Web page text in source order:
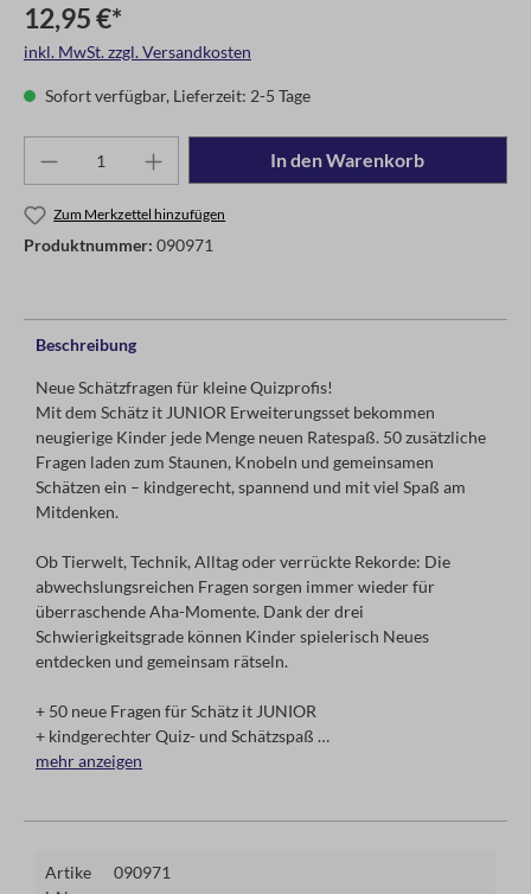
12,95 €*
inkl. MwSt. zzgl. Versandkosten
Sofort verfügbar, Lieferzeit: 2-5 Tage
In den Warenkorb
Zum Merkzettel hinzufügen
Produktnummer: 090971
Beschreibung
Neue Schätzfragen für kleine Quizprofis!
Mit dem Schätz it JUNIOR Erweiterungsset bekommen
neugierige Kinder jede Menge neuen Ratespaß. 50 zusätzliche
Fragen laden zum Staunen, Knobeln und gemeinsamen
Schätzen ein – kindgerecht, spannend und mit viel Spaß am
Mitdenken.
Ob Tierwelt, Technik, Alltag oder verrückte Rekorde: Die
abwechslungsreichen Fragen sorgen immer wieder für
überraschende Aha-Momente. Dank der drei
Schwierigkeitsgrade können Kinder spielerisch Neues
entdecken und gemeinsam rätseln.
+ 50 neue Fragen für Schätz it JUNIOR
+ kindgerechter Quiz- und Schätzspaß
+ Themen aus Wissen, Alltag, Natur und Technik
Autor: Ralf zur Linde
mehr anzeigen
Artike
090971